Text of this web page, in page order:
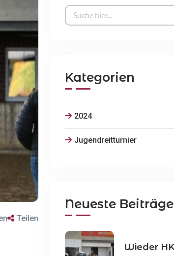
Teilen
Kategorien
2024
Jugendreitturnier
Neueste Beiträge